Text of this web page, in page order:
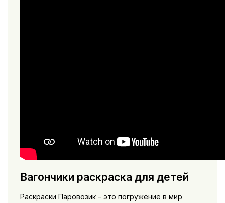
Вагончики раскраска для детей
Раскраски Паровозик – это погружение в мир